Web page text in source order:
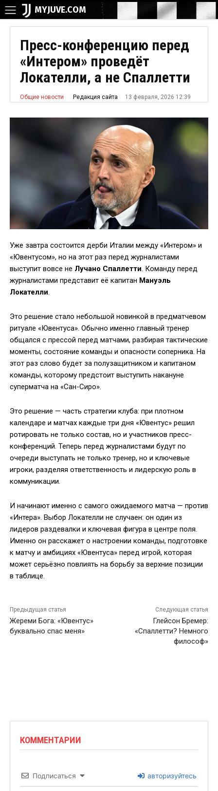
MYJUVE.COM
Пресс-конференцию перед
«Интером» проведёт
Локателли, а не Спаллетти
Общие новости Редакция сайта 13 февраля, 2026 12:39
Уже завтра состоится дерби Италии между «Интером» и
«Ювентусом», но на этот раз перед журналистами
выступит вовсе не Лучано Спаллетти. Команду перед
журналистами представит её капитан Мануэль
Локателли.
Это решение стало небольшой новинкой в предматчевом
ритуале «Ювентуса». Обычно именно главный тренер
общался с прессой перед матчами, разбирая тактические
моменты, состояние команды и опасности соперника. На
этот раз слово будет за полузащитником и капитаном
команды, которому предстоит выступить накануне
суперматча на «Сан-Сиро».
Это решение — часть стратегии клуба: при плотном
календаре и матчах каждые три дня «Ювентус» решил
ротировать не только состав, но и участников пресс-
конференций. Теперь перед журналистами будут по
очереди выступать не только тренер, но и ключевые
игроки, разделяя ответственность и лидерскую роль в
коммуникации.
И начинают именно с самого ожидаемого матча — против
«Интера». Выбор Локателли не случаен: он один из
лидеров раздевалки и ключевая фигура в центре поля.
Именно он расскажет о настроении команды, подготовке
к матчу и амбициях «Ювентуса» перед игрой, которая
может серьёзно повлиять на борьбу за верхние позиции
в таблице.
Предыдущая статья
Жереми Бога: «Ювентус»
буквально спас меня»
Следующая статья
Глейсон Бремер:
«Спаллетти? Немного
философ»
КОММЕНТАРИИ
Подписаться авторизуйтесь